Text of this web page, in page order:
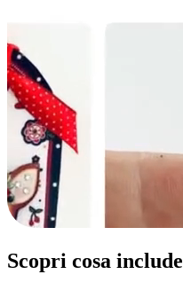
Scopri cosa include